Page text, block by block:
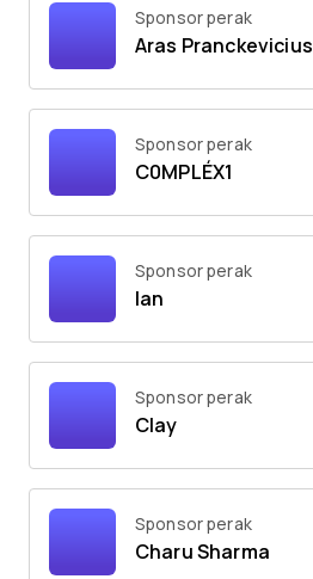
Sponsor perak
Aras Pranckevicius
Sponsor perak
C0MPLÉX1
Sponsor perak
Ian
Sponsor perak
Clay
Sponsor perak
Charu Sharma